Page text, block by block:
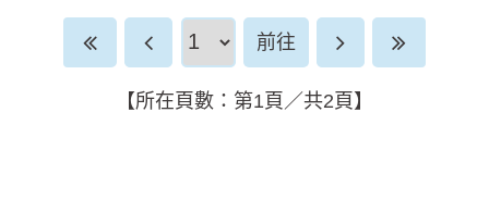
前往頁 前往
【所在頁數：第1頁／共2頁】